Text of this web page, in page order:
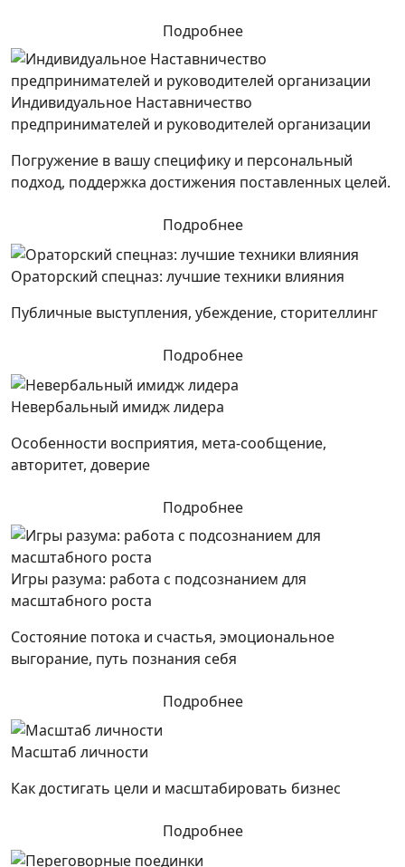
Подробнее
Индивидуальное Наставничество
предпринимателей и руководителей организации
Погружение в вашу специфику и персональный
подход, поддержка достижения поставленных целей.
Подробнее
Ораторский спецназ: лучшие техники влияния
Публичные выступления, убеждение, сторителлинг
Подробнее
Невербальный имидж лидера
Особенности восприятия, мета-сообщение,
авторитет, доверие
Подробнее
Игры разума: работа с подсознанием для
масштабного роста
Состояние потока и счастья, эмоциональное
выгорание, путь познания себя
Подробнее
Масштаб личности
Как достигать цели и масштабировать бизнес
Подробнее